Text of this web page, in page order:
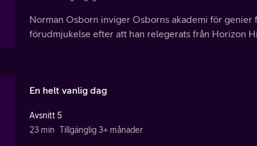
Norman Osborn inviger Osborns akademi för genier
förudmjukelse efter att han relegerats från Horizon
En helt vanlig dag
Avsnitt 5
23 min Tillgänglig 3+ månader